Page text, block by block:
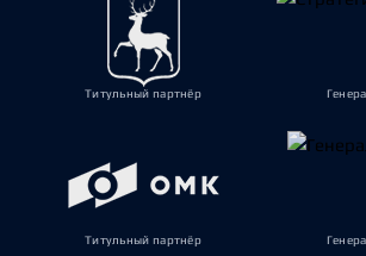
Титульный партнёр
Титульный партнёр